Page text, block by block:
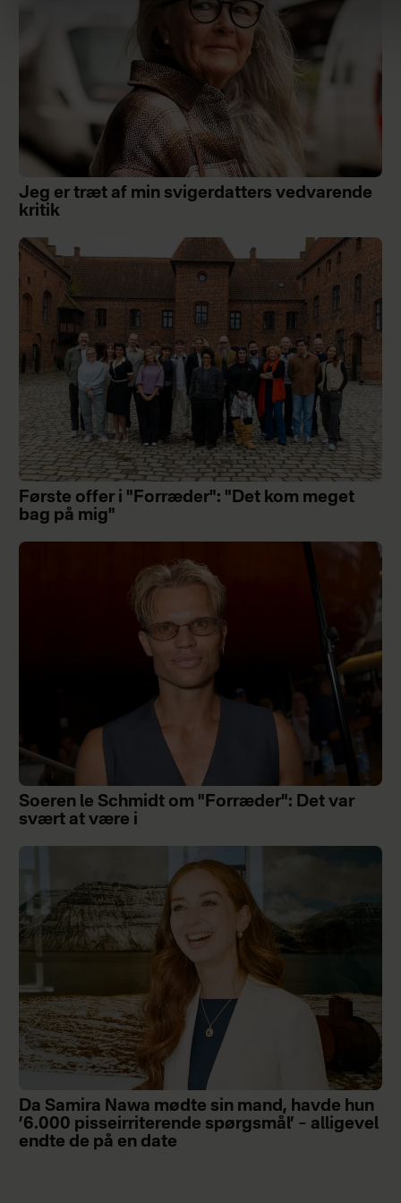
Jeg er træt af min svigerdatters vedvarende
kritik
Første offer i "Forræder": "Det kom meget
bag på mig"
Soeren le Schmidt om "Forræder": Det var
svært at være i
Da Samira Nawa mødte sin mand, havde hun
’6.000 pisseirriterende spørgsmål’ – alligevel
endte de på en date